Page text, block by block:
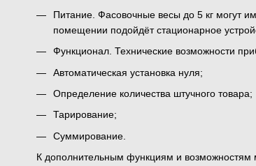
Питание. Фасовочные весы до 5 кг могут
помещении подойдёт стационарное
Функционал. Технические возможности
Автоматическая установка нуля;
Определение количества штучного товара;
Тарирование;
Суммирование.
К дополнительным функциям и возможностям